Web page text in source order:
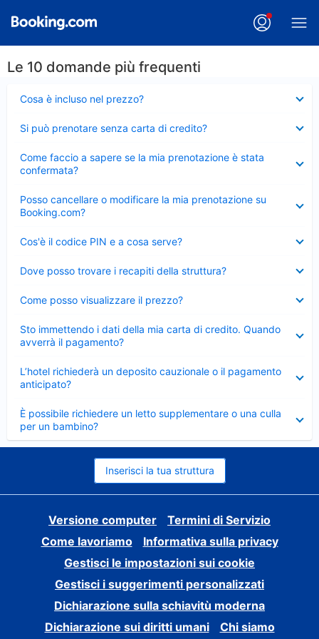
Le 10 domande più frequenti
Cosa è incluso nel prezzo?
chiuso
Si può prenotare senza carta di credito?
chiuso
Come faccio a sapere se la mia prenotazione è stata
confermata?
chiuso
Posso cancellare o modificare la mia prenotazione su
Booking.com?
chiuso
Cos'è il codice PIN e a cosa serve?
chiuso
Dove posso trovare i recapiti della struttura?
chiuso
Come posso visualizzare il prezzo?
chiuso
Sto immettendo i dati della mia carta di credito. Quando
avverrà il pagamento?
chiuso
L’hotel richiederà un deposito cauzionale o il pagamento
anticipato?
chiuso
È possibile richiedere un letto supplementare o una culla
per un bambino?
Elemento
chiuso
Inserisci la tua struttura
Versione computer
Termini di Servizio
Come lavoriamo
Informativa sulla privacy
Gestisci le impostazioni sui cookie
Gestisci i suggerimenti personalizzati
Dichiarazione sulla schiavitù moderna
Dichiarazione sui diritti umani
Chi siamo